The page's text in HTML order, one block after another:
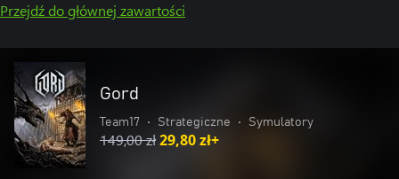
Przejdź do głównej zawartości
Gord
Team17 • Strategiczne • Symulatory
149,00 zł29,80 zł+